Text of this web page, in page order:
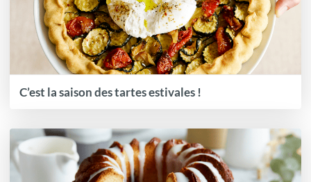
C’est la saison des tartes estivales !